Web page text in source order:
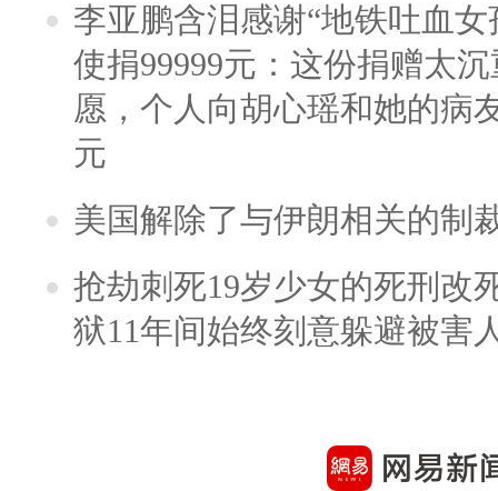
李亚鹏含泪感谢“地铁吐血
使捐99999元：这份捐赠太
愿，个人向胡心瑶和她的病
元
美国解除了与伊朗相关的制
抢劫刺死19岁少女的死刑改
狱11年间始终刻意躲避被害